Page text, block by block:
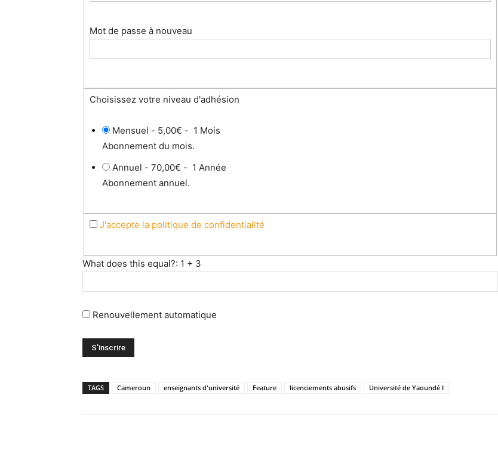
Mot de passe à nouveau
Choisissez votre niveau d'adhésion
Mensuel - 5,00€ - 1 Mois
Abonnement du mois.
Annuel -70,00€ - 1 Année
Abonnement annuel.
J'accepte la politique de confidentialité
What does this equal?: 1 + 3
Renouvellement automatique
TAGS Cameroun enseignants d'université Feature licenciements abusifs Université de Yaoundé I